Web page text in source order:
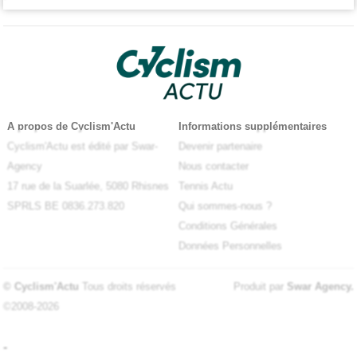
A propos de Cyclism'Actu
Cyclism'Actu est édité par Swar-
Agency
17 rue de la Suarlée, 5080 Rhisnes
SPRLS BE 0836.273.820
Informations supplémentaires
Devenir partenaire
Nous contacter
Tennis Actu
Qui sommes-nous ?
Conditions Générales
Données Personnelles
© Cyclism'Actu Tous droits réservés
©2008-2026
Produit par Swar Agency.
-